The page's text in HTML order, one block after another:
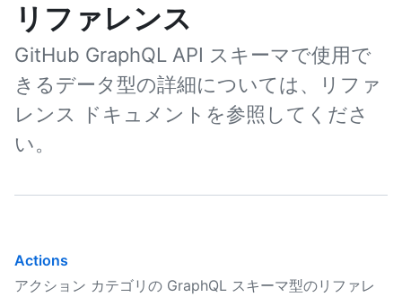
リファレンス
GitHub GraphQL API スキーマで使用で
きるデータ型の詳細については、リファ
レンス ドキュメントを参照してくださ
い。
Actions
アクション カテゴリの GraphQL スキーマ型のリファレ